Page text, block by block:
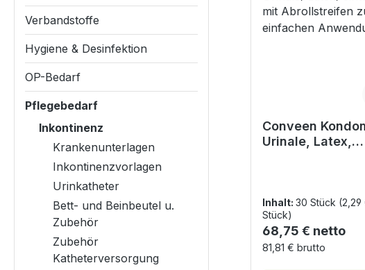
Verbandstoffe
Hygiene & Desinfektion
OP-Bedarf
Pflegebedarf
Inkontinenz
Krankenunterlagen
Inkontinenzvorlagen
Urinkatheter
Bett- und Beinbeutel u.
Zubehör
Zubehör
Katheterversorgung
Conveen
Urinale, Latex,
Anwendung
Inhalt: 30 Stück (2,29
Stück)
Regulärer Preis:
68,75 € netto
81,81 € brutto